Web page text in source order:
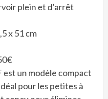
plein et d’arrêt
x 51 cm
un modèle compact
pour les petites à